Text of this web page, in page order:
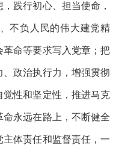
践行初心、担当使命，
不负人民的伟大建党精
命等要求写入党章；把
政治执行力，增强贯彻
性和坚定性，推进马克
永远在路上，不断健全
体责任和监督责任，一